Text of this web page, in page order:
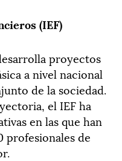
(IEF)
proyectos
a nivel nacional
de la sociedad.
el IEF ha
en las que han
profesionales de